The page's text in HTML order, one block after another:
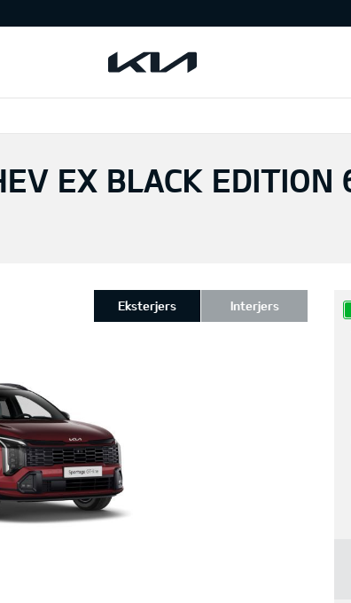
EX BLACK EDITION
Eksterjers Interjers